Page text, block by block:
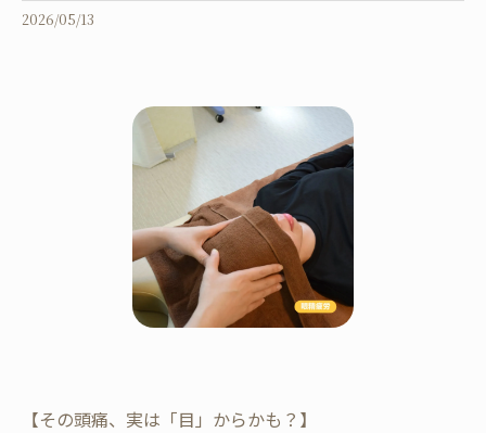
2026/05/13
​【その頭痛、実は「目」からかも？】